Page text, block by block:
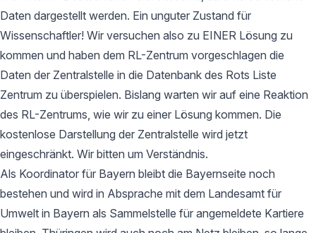
Daten dargestellt werden. Ein unguter Zustand für
Wissenschaftler! Wir versuchen also zu EINER Lösung zu
kommen und haben dem RL-Zentrum vorgeschlagen die
Daten der Zentralstelle in die Datenbank des Rots Liste
Zentrum zu überspielen. Bislang warten wir auf eine Reaktion
des RL-Zentrums, wie wir zu einer Lösung kommen. Die
kostenlose Darstellung der Zentralstelle wird jetzt
eingeschränkt. Wir bitten um Verständnis.
Als Koordinator für Bayern bleibt die Bayernseite noch
bestehen und wird in Absprache mit dem Landesamt für
Umwelt in Bayern als Sammelstelle für angemeldete Kartiere